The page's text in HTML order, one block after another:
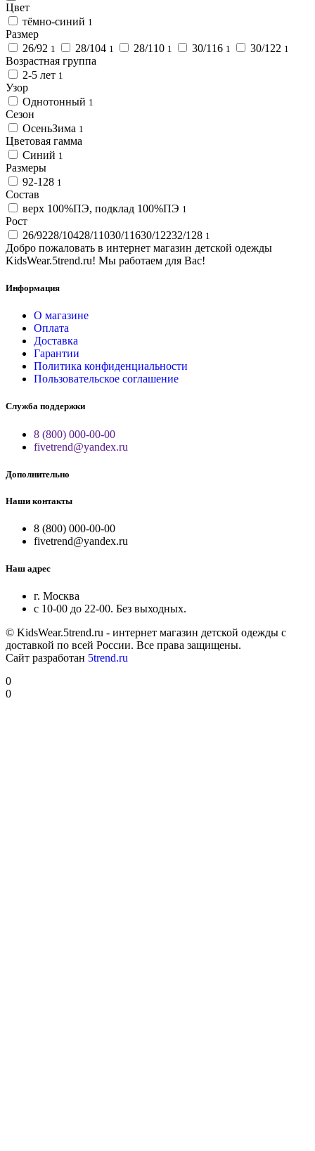
Цвет
тёмно-синий 1
Размер
26/92 1 28/104 1 28/110 1 30/116 1 30/122 1
Возрастная группа
2-5 лет 1
Узор
Однотонный 1
Сезон
ОсеньЗима 1
Цветовая гамма
Синий 1
Размеры
92-128 1
Состав
верх 100%ПЭ, подклад 100%ПЭ 1
Рост
26/9228/10428/11030/11630/12232/128 1
Добро пожаловать в интернет магазин детской одежды
KidsWear.5trend.ru! Мы работаем для Вас!
Информация
О магазине
Оплата
Доставка
Гарантии
Политика конфиденциальности
Пользовательское соглашение
Служба поддержки
8 (800) 000-00-00
fivetrend@yandex.ru
Дополнительно
Наши контакты
8 (800) 000-00-00
fivetrend@yandex.ru
Наш адрес
г. Москва
с 10-00 до 22-00. Без выходных.
© KidsWear.5trend.ru - интернет магазин детской одежды с
доставкой по всей России. Все права защищены.
Сайт разработан 5trend.ru
0
0